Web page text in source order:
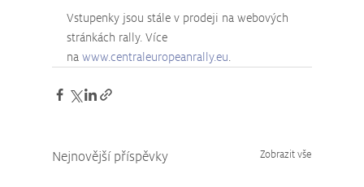
Vstupenky jsou stále v prodeji na webových
stránkách rally. Více
na www.centraleuropeanrally.eu.
Nejnovější příspěvky Zobrazit vše